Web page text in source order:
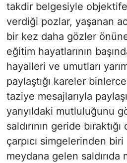
takdir belgesiyle
verdiği pozlar, yaşanan
bir kez daha gözler
eğitim hayatlarının
hayalleri ve umutları
paylaştığı kareler
taziye mesajlarıyla
yarıyıldaki mutluluğunu
saldırının geride
çarpıcı simgelerinden
meydana gelen saldırıda